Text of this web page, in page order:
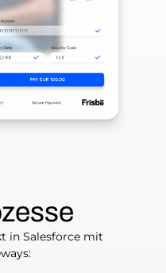
in Salesforce mit